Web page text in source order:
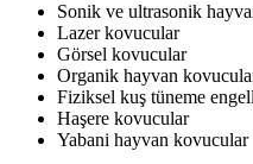
Sonik ve ultrasonik
Lazer kovucular
Görsel kovucular
Organik hayvan
Fiziksel kuş tüneme
Haşere kovucular
Yabani hayvan kovucular